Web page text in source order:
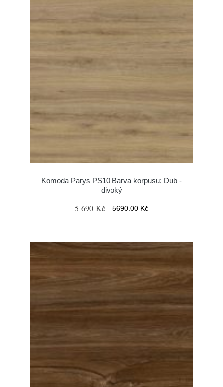
Komoda Parys PS10 Barva korpusu: Dub -
divoký
5 690 Kč 5690.00 Kč